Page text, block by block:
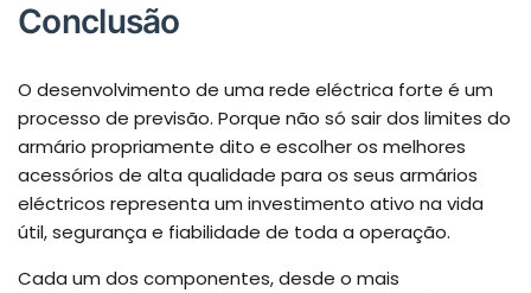
Conclusão
O desenvolvimento de uma rede eléctrica forte é um
processo de previsão. Porque não só sair dos limites do
armário propriamente dito e escolher os melhores
acessórios de alta qualidade para os seus armários
eléctricos representa um investimento ativo na vida
útil, segurança e fiabilidade de toda a operação.
Cada um dos componentes, desde o mais